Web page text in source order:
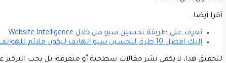
أقرا أيضا:
تعرف على طريقة تحسين سيو من خلال Website Intelligence
إليك افضل 10 طرق لتحسين سيو الهاتف ليكون ملائم للهواتف
لتحقيق هذا، لا يكفي نشر مقالات سطحية أو متفرقة؛ بل يجب